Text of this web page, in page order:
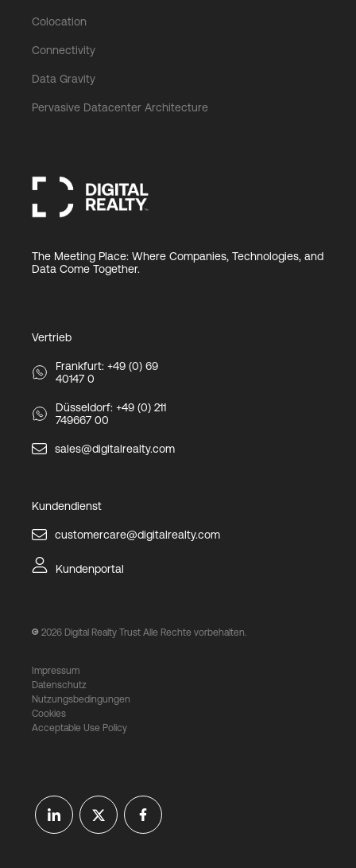
Colocation
Connectivity
Data Gravity
Pervasive Datacenter Architecture
The Meeting Place: Where Companies, Technologies, and
Data Come Together.
Vertrieb
Frankfurt: +49 (0) 69
40147 0
Düsseldorf: +49 (0) 211
749667 00
sales@digitalrealty.com
Kundendienst
customercare@digitalrealty.com
Kundenportal
2026 Digital Realty Trust Alle Rechte vorbehalten.
Impressum
Datenschutz
Nutzungsbedingungen
Cookies
Acceptable Use Policy